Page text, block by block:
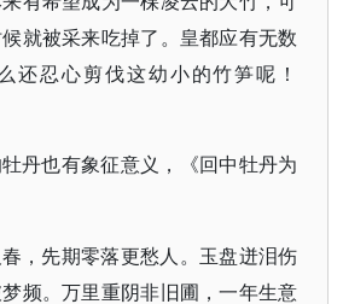
就被采来吃掉了。皇都应有无数
还忍心剪伐这幼小的竹笋呢！
丹也有象征意义，《回中牡丹为
，先期零落更愁人。玉盘迸泪伤
频。万里重阴非旧圃，一年生意